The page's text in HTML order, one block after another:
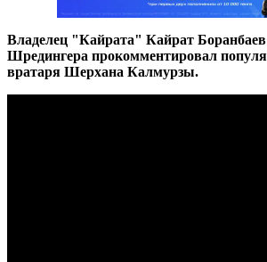
Владелец "Кайрата" Кайрат
Шредингера прокомментировал
вратаря Шерхана Калмурзы.